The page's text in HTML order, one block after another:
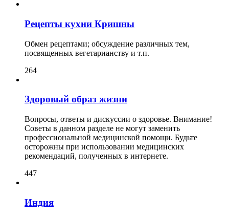
Рецепты кухни Кришны
Обмен рецептами; обсуждение различных тем,
посвященных вегетарианству и т.п.
264
Здоровый образ жизни
Вопросы, ответы и дискуссии о здоровье. Внимание!
Советы в данном разделе не могут заменить
профессиональной медицинской помощи. Будьте
осторожны при использовании медицинских
рекомендаций, полученных в интернете.
447
Индия